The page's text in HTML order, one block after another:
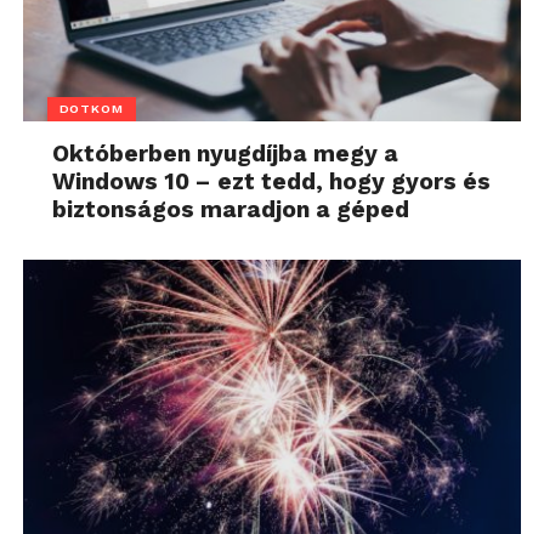
DOTKOM
Októberben nyugdíjba megy a
Windows 10 – ezt tedd, hogy gyors és
biztonságos maradjon a géped